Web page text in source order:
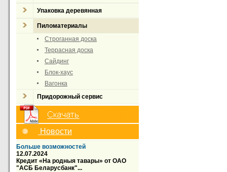
Упаковка деревянная
Пиломатериалы
Строганная доска
Террасная доска
Сайдинг
Блок-хаус
Вагонка
Придорожный сервис
Новости
Больше возможностей
12.07.2024
Кредит «На родныя тавары» от ОАО
"АСБ Беларусбанк"...